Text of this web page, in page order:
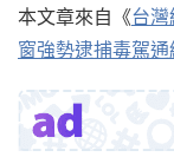
本文章來自《台灣
窗強勢逮捕毒駕